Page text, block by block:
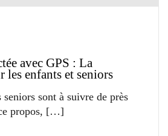
avec GPS : La
les enfants et seniors
seniors sont à suivre de près
propos,